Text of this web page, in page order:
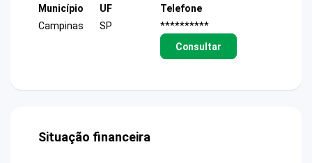
Município
Campinas
UF
SP
Telefone
**********
Consultar
Situação financeira